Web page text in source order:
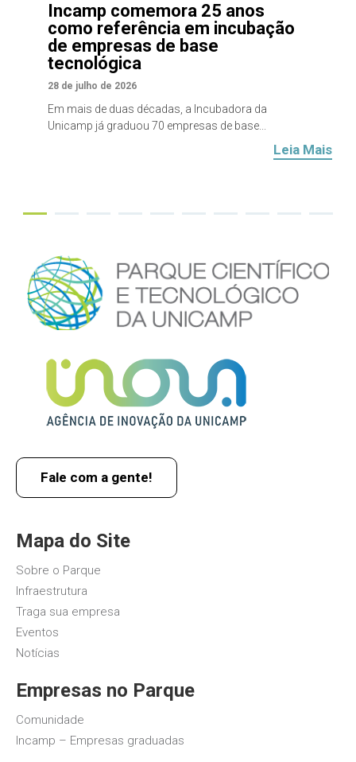
Incamp comemora 25 anos
como referência em incubação
de empresas de base
tecnológica
28 de julho de 2026
Em mais de duas décadas, a Incubadora da
Unicamp já graduou 70 empresas de base...
Leia Mais
Fale com a gente!
Mapa do Site
Sobre o Parque
Infraestrutura
Traga sua empresa
Eventos
Notícias
Empresas no Parque
Comunidade
Incamp – Empresas graduadas